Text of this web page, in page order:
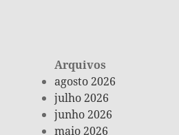
Arquivos
agosto 2026
julho 2026
junho 2026
maio 2026